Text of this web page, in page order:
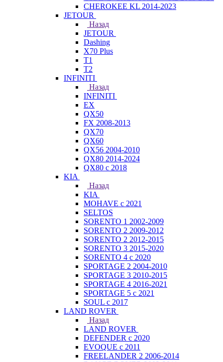
CHEROKEE KL 2014-2023
JETOUR
Назад
JETOUR
Dashing
X70 Plus
T1
T2
INFINITI
Назад
INFINITI
EX
QX50
FX 2008-2013
QX70
QX60
QX56 2004-2010
QX80 2014-2024
QX80 c 2018
KIA
Назад
KIA
MOHAVE с 2021
SELTOS
SORENTO 1 2002-2009
SORENTO 2 2009-2012
SORENTO 2 2012-2015
SORENTO 3 2015-2020
SORENTO 4 с 2020
SPORTAGE 2 2004-2010
SPORTAGE 3 2010-2015
SPORTAGE 4 2016-2021
SPORTAGE 5 с 2021
SOUL с 2017
LAND ROVER
Назад
LAND ROVER
DEFENDER с 2020
EVOQUE с 2011
FREELANDER 2 2006-2014